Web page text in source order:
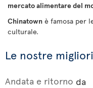
mercato alimentare del
Chinatown è famosa per
culturale.
Le nostre
Andata e ritorno da